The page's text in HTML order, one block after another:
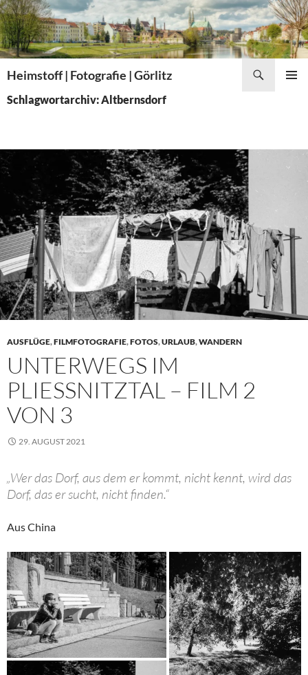
Zum
Inhalt
springen
Heimstoff | Fotografie | Görlitz
Schlagwortarchiv: Altbernsdorf
AUSFLÜGE,FILMFOTOGRAFIE,FOTOS,URLAUB,WANDERN
UNTERWEGS IM
PLIESSNITZTAL – FILM 2 V
ON 3
29. AUGUST 2021
„Wer das Dorf, aus dem er kommt, nicht kennt, wird das
Dorf, das er sucht, nicht finden.“
Aus China